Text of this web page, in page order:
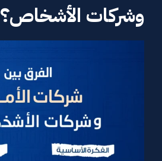
وشركات الأشخاص؟